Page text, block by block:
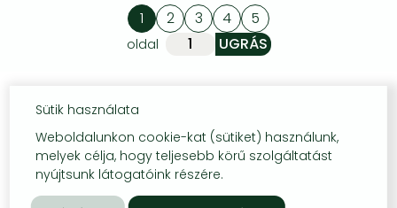
1 2 3 4 5
oldal
Sütik használata
Weboldalunkon cookie-kat (sütiket) használunk,
melyek célja, hogy teljesebb körű szolgáltatást
nyújtsunk látogatóink részére.